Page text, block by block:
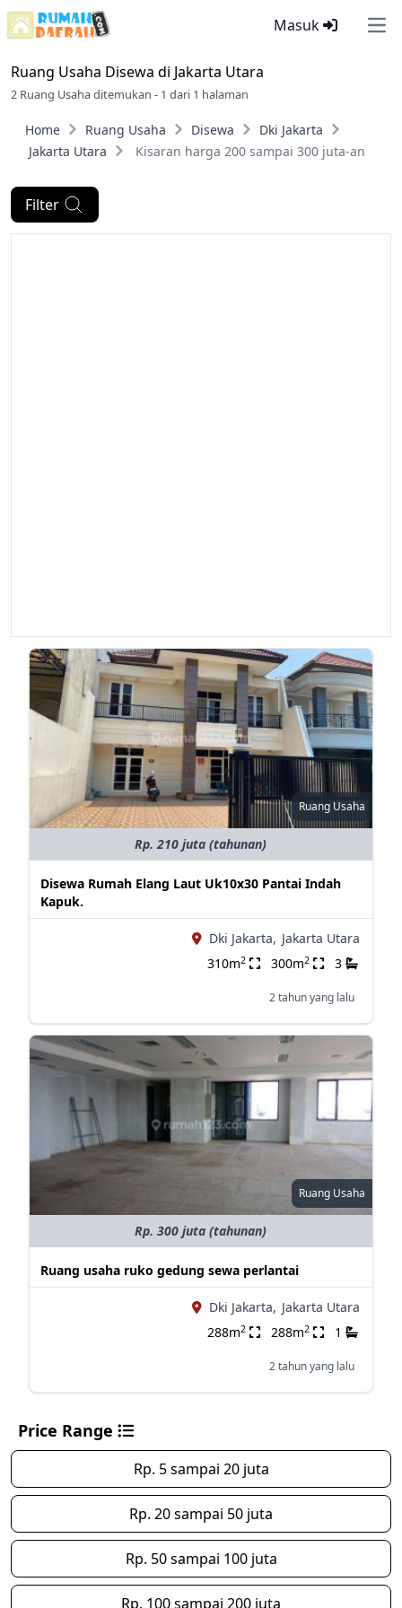
Masuk
Ruang Usaha Disewa di Jakarta Utara
2 Ruang Usaha ditemukan - 1 dari 1 halaman
Home Ruang Usaha Disewa
Dki Jakarta
Jakarta Utara
Kisaran harga 200 sampai 300 juta-an
Filter
Ruang Usaha
Rp. 210 juta (tahunan)
Disewa Rumah Elang Laut Uk10x30 Pantai Indah
Kapuk.
Dki Jakarta, Jakarta Utara
310m2 300m2 3
2 tahun yang lalu
Ruang Usaha
Rp. 300 juta (tahunan)
Ruang usaha ruko gedung sewa perlantai
Dki Jakarta, Jakarta Utara
288m2 288m2 1
2 tahun yang lalu
Price Range
Rp. 5 sampai 20 juta
Rp. 20 sampai 50 juta
Rp. 50 sampai 100 juta
Rp. 100 sampai 200 juta